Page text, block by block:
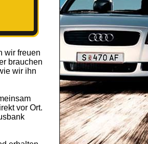
wir freuen
brauchen
wir ihn
vor Ort.